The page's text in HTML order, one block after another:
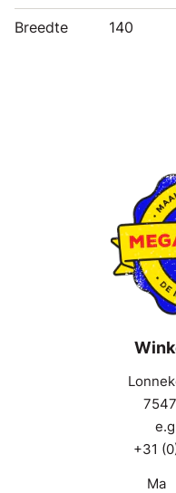
Breedte 140
+31
Ma